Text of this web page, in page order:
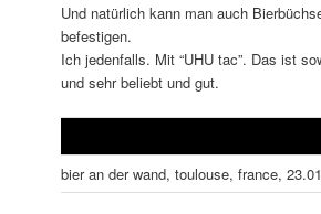
Und natürlich kann man auch
befestigen.
Ich jedenfalls. Mit “UHU tac”. Das ist
und sehr beliebt und gut.
bier an der wand, toulouse, france,